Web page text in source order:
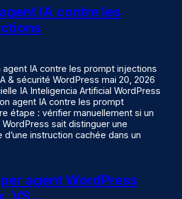
IA contre les
IA contre les prompt injections
& sécurité WordPress mai 20, 2026
IA Inteligencia Artificial WordPress
agent IA contre les prompt
étape : vérifier manuellement si un
sait distinguer une
instruction cachée dans un
agent WordPress